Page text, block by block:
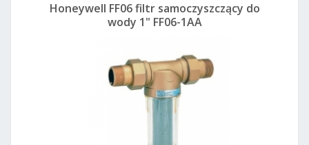
Honeywell FF06 filtr samoczyszczący do
wody 1" FF06-1AA